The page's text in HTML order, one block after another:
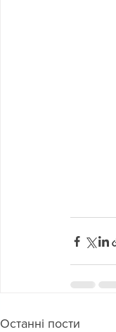
Останні пости